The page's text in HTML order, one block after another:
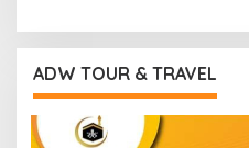
ADW TOUR & TRAVEL